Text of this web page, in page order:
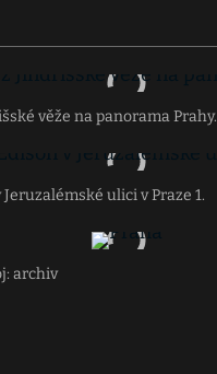
věže na panorama Prahy.
Jeruzalémské ulici v Praze 1.
archiv